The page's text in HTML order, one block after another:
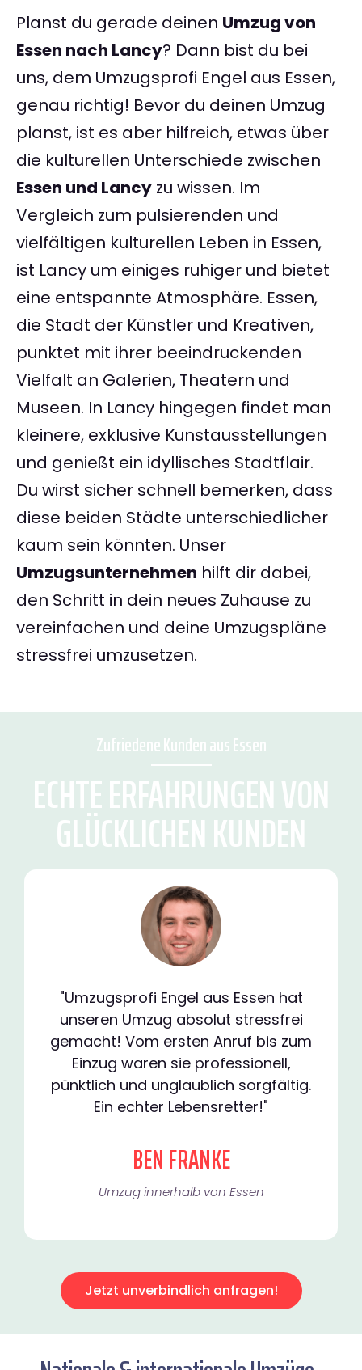
Planst du gerade deinen Umzug von
Essen nach Lancy? Dann bist du bei
uns, dem Umzugsprofi Engel aus Essen,
genau richtig! Bevor du deinen Umzug
planst, ist es aber hilfreich, etwas über
die kulturellen Unterschiede zwischen
Essen und Lancy zu wissen. Im
Vergleich zum pulsierenden und
vielfältigen kulturellen Leben in Essen,
ist Lancy um einiges ruhiger und bietet
eine entspannte Atmosphäre. Essen,
die Stadt der Künstler und Kreativen,
punktet mit ihrer beeindruckenden
Vielfalt an Galerien, Theatern und
Museen. In Lancy hingegen findet man
kleinere, exklusive Kunstausstellungen
und genießt ein idyllisches Stadtflair.
Du wirst sicher schnell bemerken, dass
diese beiden Städte unterschiedlicher
kaum sein könnten. Unser
Umzugsunternehmen hilft dir dabei,
den Schritt in dein neues Zuhause zu
vereinfachen und deine Umzugspläne
stressfrei umzusetzen.
Zufriedene Kunden aus Essen
ECHTE ERFAHRUNGEN VON
GLÜCKLICHEN KUNDEN
"Umzugsprofi Engel aus Essen hat
unseren Umzug absolut stressfrei
gemacht! Vom ersten Anruf bis zum
Einzug waren sie professionell,
pünktlich und unglaublich sorgfältig.
Ein echter Lebensretter!"
BEN FRANKE
Umzug innerhalb von Essen​
Jetzt unverbindlich anfragen!